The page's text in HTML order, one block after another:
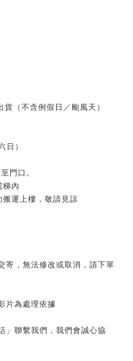
（不含例假日／颱風天）
日）
門口。
梯內
搬運上樓，敬請見諒
寄，無法修改或取消，請下單
片為處理依據
」聯繫我們，我們會誠心協